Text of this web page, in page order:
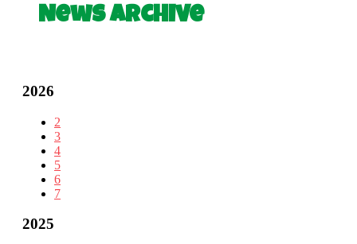
News Archive
2026
2
3
4
5
6
7
2025